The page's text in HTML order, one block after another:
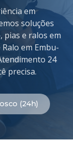
em
soluções
e ralos em
em Embu-
24
precisa.
(24h)